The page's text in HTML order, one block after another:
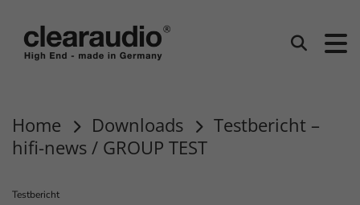
Suchen
Home Downloads
Testbericht –
hifi-news / GROUP TEST
Testbericht